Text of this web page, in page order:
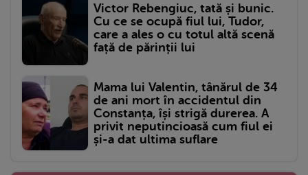
Victor Rebengiuc, tată și bunic.
Cu ce se ocupă fiul lui, Tudor,
care a ales o cu totul altă scenă
față de părinții lui
Mama lui Valentin, tânărul de 34
de ani mort în accidentul din
Constanța, își strigă durerea. A
privit neputincioasă cum fiul ei
și-a dat ultima suflare